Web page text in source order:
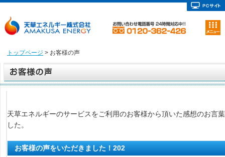
トップページ > お客様の声
天草エネルギーのサービスをご利用のお客様から頂いた感想のお言
した。
お客様の声をいただきました！202